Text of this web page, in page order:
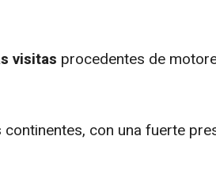
visitas procedentes de
con una fuerte